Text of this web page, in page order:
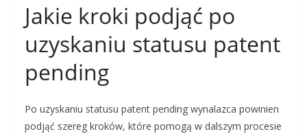
Jakie kroki podjąć po
uzyskaniu statusu patent
pending
Po uzyskaniu statusu patent pending wynalazca powinien
podjąć szereg kroków, które pomogą w dalszym procesie